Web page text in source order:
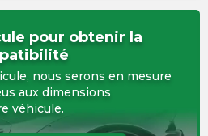
pour obtenir la
nous serons en mesure
aux dimensions
véhicule.